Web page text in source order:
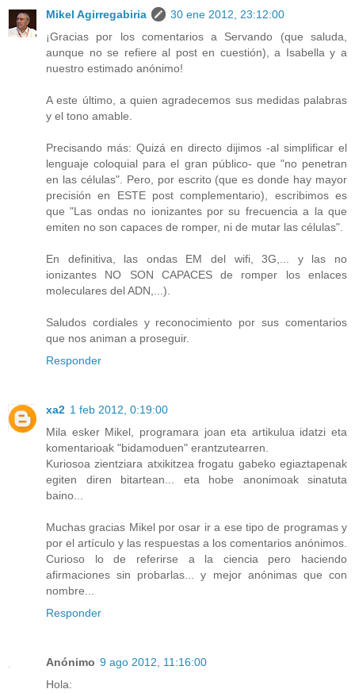
Mikel Agirregabiria
30 ene 2012, 23:12:00
¡Gracias por los comentarios a Servando (que saluda,
aunque no se refiere al post en cuestión), a Isabella y a
nuestro estimado anónimo!
A este último, a quien agradecemos sus medidas palabras
y el tono amable.
Precisando más: Quizá en directo dijimos -al simplificar el
lenguaje coloquial para el gran público- que "no penetran
en las células". Pero, por escrito (que es donde hay mayor
precisión en ESTE post complementario), escribimos es
que "Las ondas no ionizantes por su frecuencia a la que
emiten no son capaces de romper, ni de mutar las células".
En definitiva, las ondas EM del wifi, 3G,... y las no
ionizantes NO SON CAPACES de romper los enlaces
moleculares del ADN,...).
Saludos cordiales y reconocimiento por sus comentarios
que nos animan a proseguir.
Responder
xa2 1 feb 2012, 0:19:00
Mila esker Mikel, programara joan eta artikulua idatzi eta
komentarioak "bidamoduen" erantzutearren.
Kuriosoa zientziara atxikitzea frogatu gabeko egiaztapenak
egiten diren bitartean... eta hobe anonimoak sinatuta
baino...
Muchas gracias Mikel por osar ir a ese tipo de programas y
por el artículo y las respuestas a los comentarios anónimos.
Curioso lo de referirse a la ciencia pero haciendo
afirmaciones sin probarlas... y mejor anónimas que con
nombre...
Responder
Anónimo 9 ago 2012, 11:16:00
Hola: